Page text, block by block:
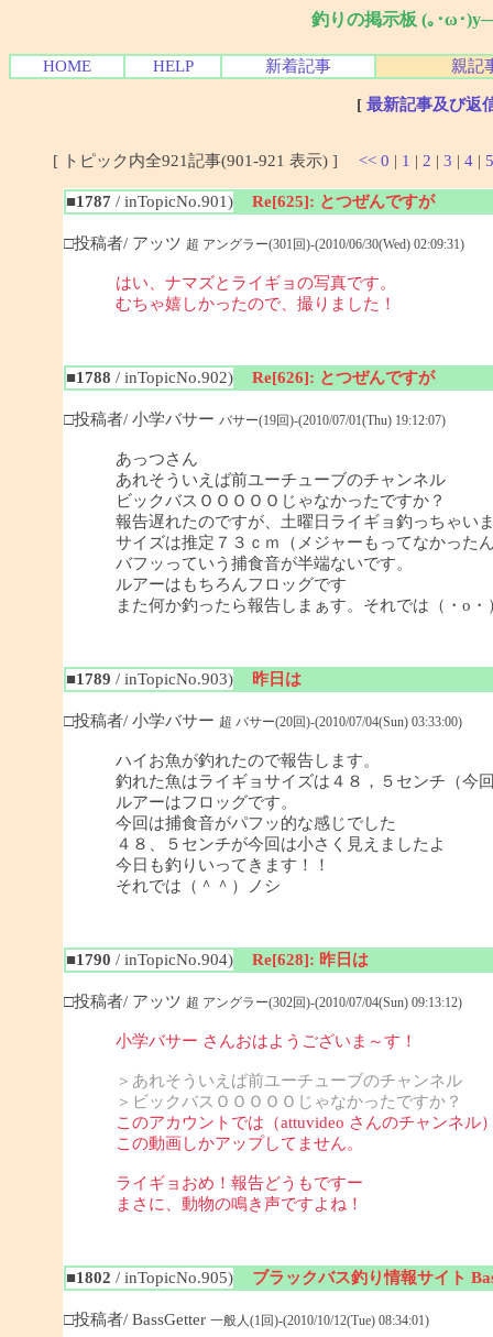
釣りの掲示板 (｡･ω･
HOME HELP 新着記事 親記
[ 最新記事及び返
[ トピック内全921記事(901-921 表示) ] << 0 | 1 | 2 | 3 | 4 | 5
■1787 / inTopicNo.901) Re[625]: とつぜんですが
□投稿者/ アッツ 超 アングラー(301回)-(2010/06/30(Wed) 02:09:31)
はい、ナマズとライギョの写真です。
むちゃ嬉しかったので、撮りました！
■1788 / inTopicNo.902) Re[626]: とつぜんですが
□投稿者/ 小学バサー バサー(19回)-(2010/07/01(Thu) 19:12:07)
あっつさん
あれそういえば前ユーチューブのチャンネル
ビックバスＯＯＯＯＯじゃなかったですか？
報告遅れたのですが、土曜日ライギョ釣っちゃい
サイズは推定７３ｃｍ（メジャーもってなかった
バフッっていう捕食音が半端ないです。
ルアーはもちろんフロッグです
また何か釣ったら報告しまぁす。それでは（・o・
■1789 / inTopicNo.903) 昨日は
□投稿者/ 小学バサー 超 バサー(20回)-(2010/07/04(Sun) 03:33:00)
ハイお魚が釣れたので報告します。
釣れた魚はライギョサイズは４８，５センチ（今
ルアーはフロッグです。
今回は捕食音がパフッ的な感じでした
４８、５センチが今回は小さく見えましたよ
今日も釣りいってきます！！
それでは（＾＾）ノシ
■1790 / inTopicNo.904) Re[628]: 昨日は
□投稿者/ アッツ 超 アングラー(302回)-(2010/07/04(Sun) 09:13:12)
小学バサー さんおはようございま～す！
＞あれそういえば前ユーチューブのチャンネル
＞ビックバスＯＯＯＯＯじゃなかったですか？
このアカウントでは（attuvideo さんのチャンネル
この動画しかアップしてません。
ライギョおめ！報告どうもですー
まさに、動物の鳴き声ですよね！
■1802 / inTopicNo.905) ブラックバス釣り情報サイト
□投稿者/ BassGetter 一般人(1回)-(2010/10/12(Tue) 08:34:01)